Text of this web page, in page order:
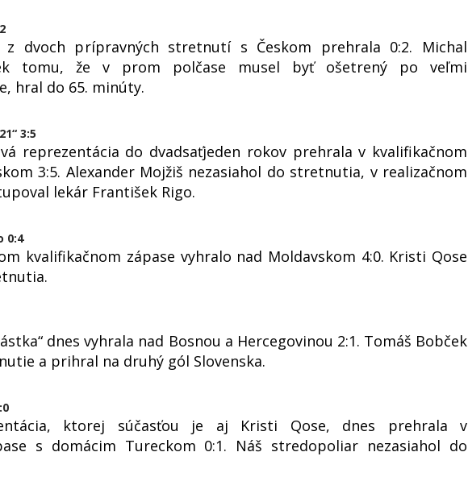
z dvoch prípravných stretnutí s Českom prehrala 0:2. Michal
tomu, že v prom polčase musel byť ošetrený po veľmi
hral do 65. minúty.
3:5
reprezentácia do dvadsaťjeden rokov prehrala v kvalifikačnom
3:5. Alexander Mojžiš nezasiahol do stretnutia, v realizačnom
lekár František Rigo.
0:4
kvalifikačnom zápase vyhralo nad Moldavskom 4:0. Kristi Qose
dnes vyhrala nad Bosnou a Hercegovinou 2:1. Tomáš Bobček
a prihral na druhý gól Slovenska.
ktorej súčasťou je aj Kristi Qose, dnes prehrala v
s domácim Tureckom 0:1. Náš stredopoliar nezasiahol do